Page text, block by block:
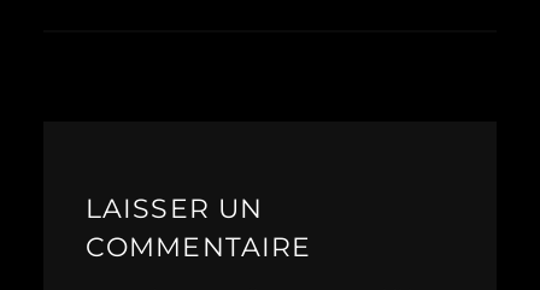
LAISSER UN
COMMENTAIRE